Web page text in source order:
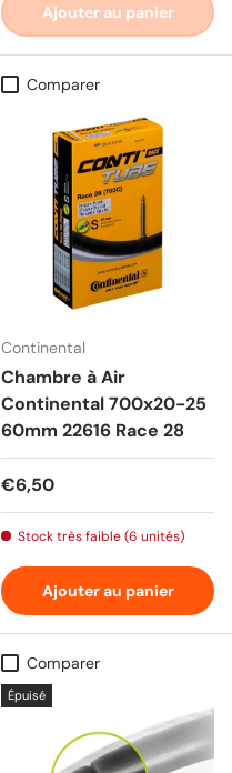
Ajouter au panier
Comparer
Continental
Chambre à Air
Continental 700x20-25
60mm 22616 Race 28
Prix habituel
€6,50
Stock très faible (6 unités)
Ajouter au panier
Comparer
Épuisé